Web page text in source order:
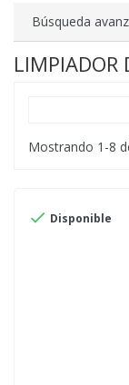
Búsqueda
LIMPIADOR
Mostrando 1-8
 Disponible